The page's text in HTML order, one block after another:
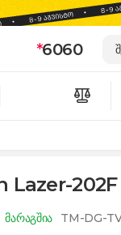
*6060
Lazer-202F
მარაგშია TM-DG-